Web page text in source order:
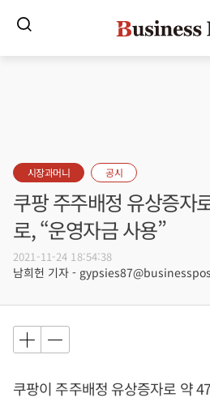
시장과머니 공시
쿠팡 주주배정 유상증자
로, “운영자금 사용”
2021-11-24 18:54:38
남희헌 기자 -
쿠팡이 주주배정 유상증자로 약